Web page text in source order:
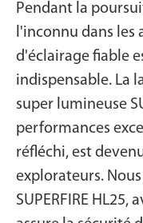
Pendant la
l'inconnu dans les
d'éclairage fiable
indispensable. La
super lumineuse
performances
réfléchi, est
explorateurs.
SUPERFIRE HL25,